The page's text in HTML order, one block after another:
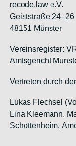
recode.law e.V.
Geiststraße 24–26
48151 Münster
Vereinsregister:
Amtsgericht
Vertreten durch
Lukas Flechsel
Lina Kleemann,
Schottenheim,